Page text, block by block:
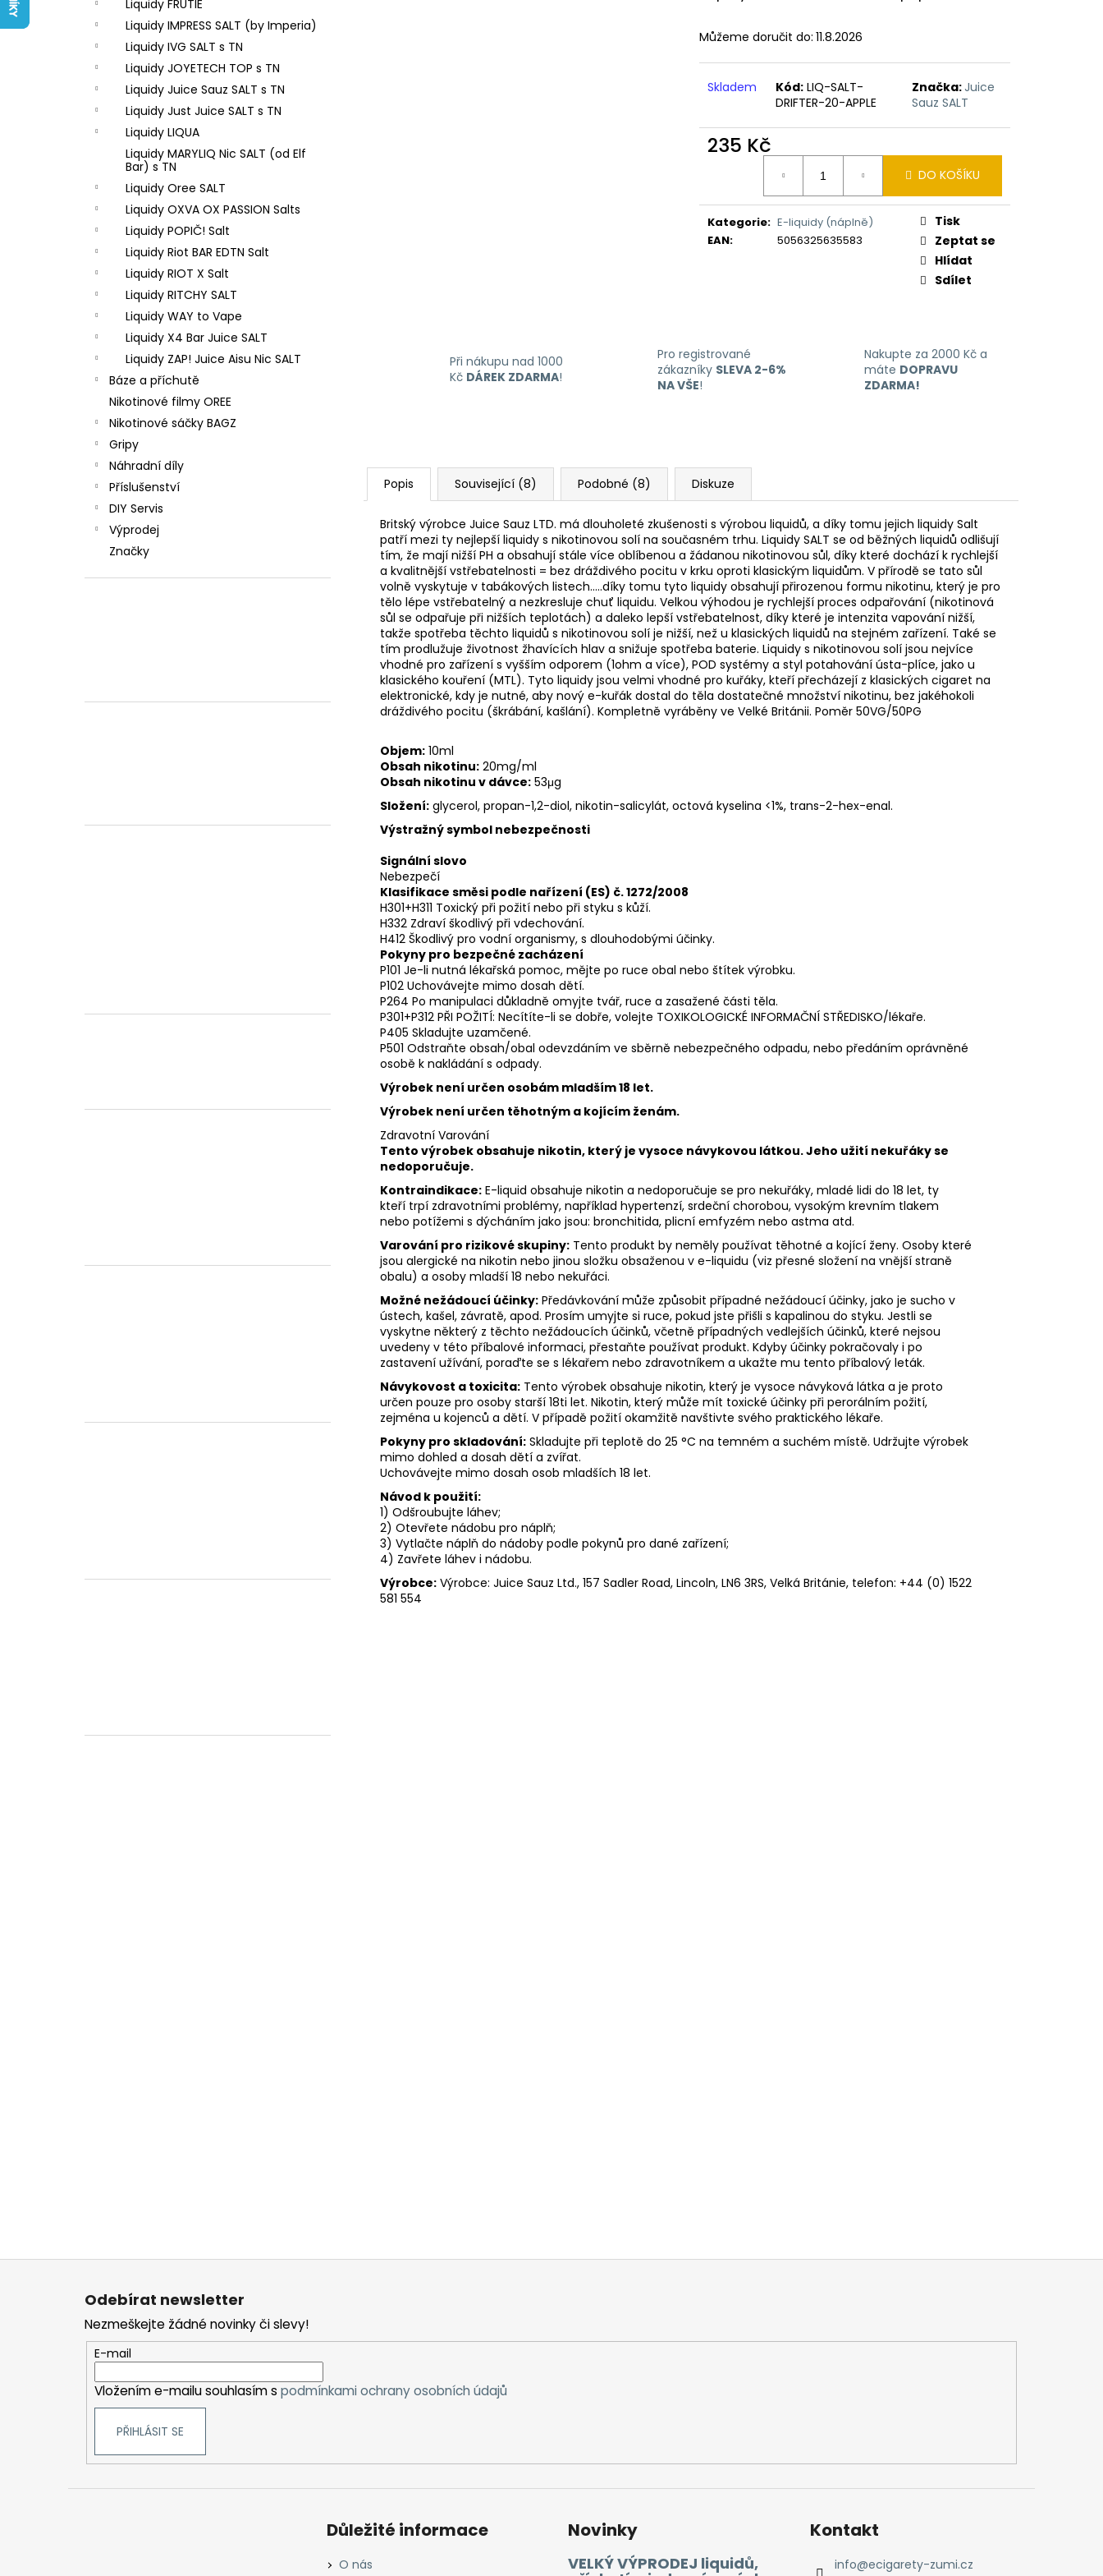
Liquidy FRUTIE
Liquidy IMPRESS SALT (by Imperia)
Liquidy IVG SALT s TN
Liquidy JOYETECH TOP s TN
Liquidy Juice Sauz SALT s TN
Liquidy Just Juice SALT s TN
Liquidy LIQUA
Liquidy MARYLIQ Nic SALT (od Elf
Bar) s TN
Liquidy Oree SALT
Liquidy OXVA OX PASSION Salts
Liquidy POPIČ! Salt
Liquidy Riot BAR EDTN Salt
Liquidy RIOT X Salt
Liquidy RITCHY SALT
Liquidy WAY to Vape
Liquidy X4 Bar Juice SALT
Liquidy ZAP! Juice Aisu Nic SALT
Báze a příchutě
Nikotinové filmy OREE
Nikotinové sáčky BAGZ
Gripy
Náhradní díly
Příslušenství
DIY Servis
Výprodej
Značky
Můžeme doručit do: 11.8.2026
Skladem Kód: LIQ-SALT-
DRIFTER-20-APPLE
Značka:Juice
Sauz SALT
235 Kč
DO KOŠÍKU
Kategorie: E-liquidy (náplně)
EAN: 5056325635583
Tisk
Zeptat se
Hlídat
Sdílet
Při nákupu nad 1000
Kč DÁREK ZDARMA!
Pro registrované
zákazníky SLEVA 2-6%
NA VŠE!
Nakupte za 2000 Kč a
máte DOPRAVU
ZDARMA!
Popis Související (8) Podobné (8) Diskuze
Britský výrobce Juice Sauz LTD. má dlouholeté zkušenosti s výrobou liquidů, a díky tomu jejich liquidy Salt
patří mezi ty nejlepší liquidy s nikotinovou solí na současném trhu. Liquidy SALT se od běžných liquidů odlišují
tím, že mají nižší PH a obsahují stále více oblíbenou a žádanou nikotinovou sůl, díky které dochází k rychlejší
a kvalitnější vstřebatelnosti = bez dráždivého pocitu v krku oproti klasickým liquidům. V přírodě se tato sůl
volně vyskytuje v tabákových listech.....díky tomu tyto liquidy obsahují přirozenou formu nikotinu, který je pro
tělo lépe vstřebatelný a nezkresluje chuť liquidu. Velkou výhodou je rychlejší proces odpařování (nikotinová
sůl se odpařuje při nižších teplotách) a daleko lepší vstřebatelnost, díky které je intenzita vapování nižší,
takže spotřeba těchto liquidů s nikotinovou solí je nižší, než u klasických liquidů na stejném zařízení. Také se
tím prodlužuje životnost žhavících hlav a snižuje spotřeba baterie. Liquidy s nikotinovou solí jsou nejvíce
vhodné pro zařízení s vyšším odporem (1ohm a více), POD systémy a styl potahování ústa-plíce, jako u
klasického kouření (MTL). Tyto liquidy jsou velmi vhodné pro kuřáky, kteří přecházejí z klasických cigaret na
elektronické, kdy je nutné, aby nový e-kuřák dostal do těla dostatečné množství nikotinu, bez jakéhokoli
dráždivého pocitu (škrábání, kašlání). Kompletně vyráběny ve Velké Británii. Poměr 50VG/50PG
Objem: 10ml
Obsah nikotinu: 20mg/ml
Obsah nikotinu v dávce: 53μg
Složení: glycerol, propan-1,2-diol, nikotin-salicylát, octová kyselina <1%, trans-2-hex-enal.
Výstražný symbol nebezpečnosti
Signální slovo
Nebezpečí
Klasifikace směsi podle nařízení (ES) č. 1272/2008
H301+H311 Toxický při požití nebo při styku s kůží.
H332 Zdraví škodlivý při vdechování.
H412 Škodlivý pro vodní organismy, s dlouhodobými účinky.
Pokyny pro bezpečné zacházení
P101 Je-li nutná lékařská pomoc, mějte po ruce obal nebo štítek výrobku.
P102 Uchovávejte mimo dosah dětí.
P264 Po manipulaci důkladně omyjte tvář, ruce a zasažené části těla.
P301+P312 PŘI POŽITÍ: Necítíte-li se dobře, volejte TOXIKOLOGICKÉ INFORMAČNÍ STŘEDISKO/lékaře.
P405 Skladujte uzamčené.
P501 Odstraňte obsah/obal odevzdáním ve sběrně nebezpečného odpadu, nebo předáním oprávněné
osobě k nakládání s odpady.
Výrobek není určen osobám mladším 18 let.
Výrobek není určen těhotným a kojícím ženám.
Zdravotní Varování
Tento výrobek obsahuje nikotin, který je vysoce návykovou látkou. Jeho užití nekuřáky se
nedoporučuje.
Kontraindikace: E-liquid obsahuje nikotin a nedoporučuje se pro nekuřáky, mladé lidi do 18 let, ty
kteří trpí zdravotními problémy, například hypertenzí, srdeční chorobou, vysokým krevním tlakem
nebo potížemi s dýcháním jako jsou: bronchitida, plicní emfyzém nebo astma atd.
Varování pro rizikové skupiny: Tento produkt by neměly používat těhotné a kojící ženy. Osoby které
jsou alergické na nikotin nebo jinou složku obsaženou v e-liquidu (viz přesné složení na vnější straně
obalu) a osoby mladší 18 nebo nekuřáci.
Možné nežádoucí účinky: Předávkování může způsobit případné nežádoucí účinky, jako je sucho v
ústech, kašel, závratě, apod. Prosím umyjte si ruce, pokud jste přišli s kapalinou do styku. Jestli se
vyskytne některý z těchto nežádoucích účinků, včetně případných vedlejších účinků, které nejsou
uvedeny v této příbalové informaci, přestaňte používat produkt. Kdyby účinky pokračovaly i po
zastavení užívání, poraďte se s lékařem nebo zdravotníkem a ukažte mu tento příbalový leták.
Návykovost a toxicita: Tento výrobek obsahuje nikotin, který je vysoce návyková látka a je proto
určen pouze pro osoby starší 18ti let. Nikotin, který může mít toxické účinky při perorálním požití,
zejména u kojenců a dětí. V případě požití okamžitě navštivte svého praktického lékaře.
Pokyny pro skladování: Skladujte při teplotě do 25 °C na temném a suchém místě. Udržujte výrobek
mimo dohled a dosah dětí a zvířat.
Uchovávejte mimo dosah osob mladších 18 let.
Návod k použití:
1) Odšroubujte láhev;
2) Otevřete nádobu pro náplň;
3) Vytlačte náplň do nádoby podle pokynů pro dané zařízení;
4) Zavřete láhev i nádobu.
Výrobce: Výrobce: Juice Sauz Ltd., 157 Sadler Road, Lincoln, LN6 3RS, Velká Británie, telefon: +44 (0) 1522
581 554
LIQUID ARAMAX 4PACK CIGAR
TOBACCO 4X10ML-18MG
558 Kč
LIQUID LIQUA AMERICAN BLEND 10ML-
Odebírat newsletter
Nezmeškejte žádné novinky či slevy!
E-mail
Vložením e-mailu souhlasím s podmínkami ochrany osobních údajů
PŘIHLÁSIT SE
Důležité informace
O nás
Novinky
VELKÝ VÝPRODEJ liquidů,
Kontakt
info@ecigarety-zumi.cz